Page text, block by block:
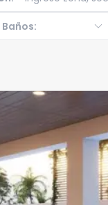
Baños: expand_more